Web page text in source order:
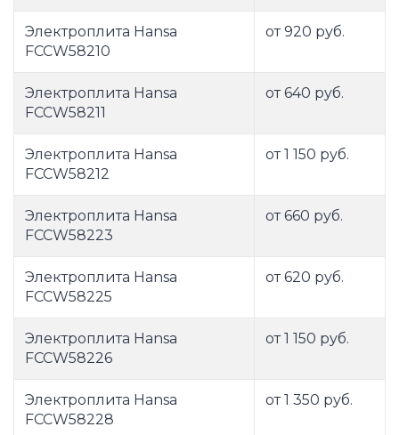
Электроплита Hansa
FCCW58210
от 920 руб.
Электроплита Hansa
FCCW58211
от 640 руб.
Электроплита Hansa
FCCW58212
от 1 150 руб.
Электроплита Hansa
FCCW58223
от 660 руб.
Электроплита Hansa
FCCW58225
от 620 руб.
Электроплита Hansa
FCCW58226
от 1 150 руб.
Электроплита Hansa
FCCW58228
от 1 350 руб.